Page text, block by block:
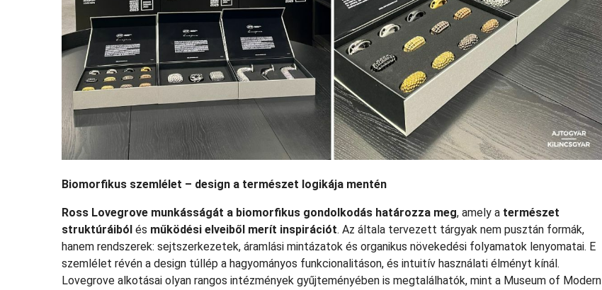
Biomorfikus szemlélet – design a természet logikája mentén
Ross Lovegrove munkásságát a biomorfikus gondolkodás határozza meg, amely a természet
struktúráiból és működési elveiből merít inspirációt. Az általa tervezett tárgyak nem pusztán formák,
hanem rendszerek: sejtszerkezetek, áramlási mintázatok és organikus növekedési folyamatok lenyomatai. E
szemlélet révén a design túllép a hagyományos funkcionalitáson, és intuitív használati élményt kínál.
Lovegrove alkotásai olyan rangos intézmények gyűjteményében is megtalálhatók, mint a Museum of Modern